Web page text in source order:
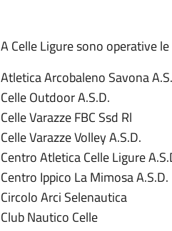
A Celle Ligure sono operative
Atletica Arcobaleno Savona
Celle Outdoor A.S.D.
Celle Varazze FBC Ssd Rl
Celle Varazze Volley A.S.D.
Centro Atletica Celle Ligure
Centro Ippico La Mimosa A.S.D.
Circolo Arci Selenautica
Club Nautico Celle